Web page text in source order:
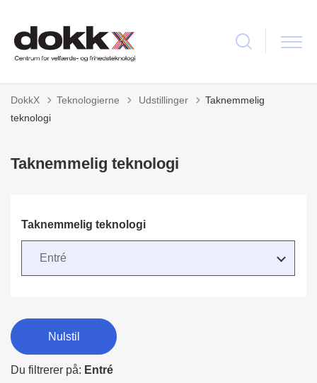
DokkX Teknologierne Tilbage til
Udstillinger
Taknemmelig
teknologi
Taknemmelig teknologi
Taknemmelig teknologi
Nulstil
Du filtrerer på: Entré